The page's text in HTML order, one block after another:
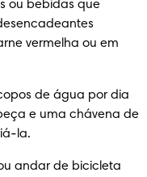
ou bebidas que
vermelha ou em
de água por dia
e uma chávena de
la.
andar de bicicleta